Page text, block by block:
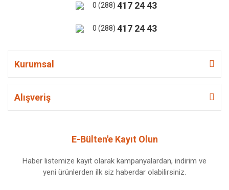
0 (288) 417 24 43
0 (288) 417 24 43
Kurumsal
Alışveriş
E-Bülten'e Kayıt Olun
Haber listemize kayıt olarak kampanyalardan, indirim ve
yeni ürünlerden ilk siz haberdar olabilirsiniz.